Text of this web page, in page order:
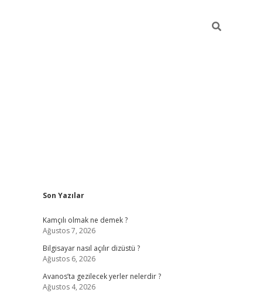
Sidebar
Son Yazılar
Kamçılı olmak ne demek ?
Ağustos 7, 2026
Bilgisayar nasıl açılır dizüstü ?
Ağustos 6, 2026
Avanos’ta gezilecek yerler nelerdir ?
Ağustos 4, 2026